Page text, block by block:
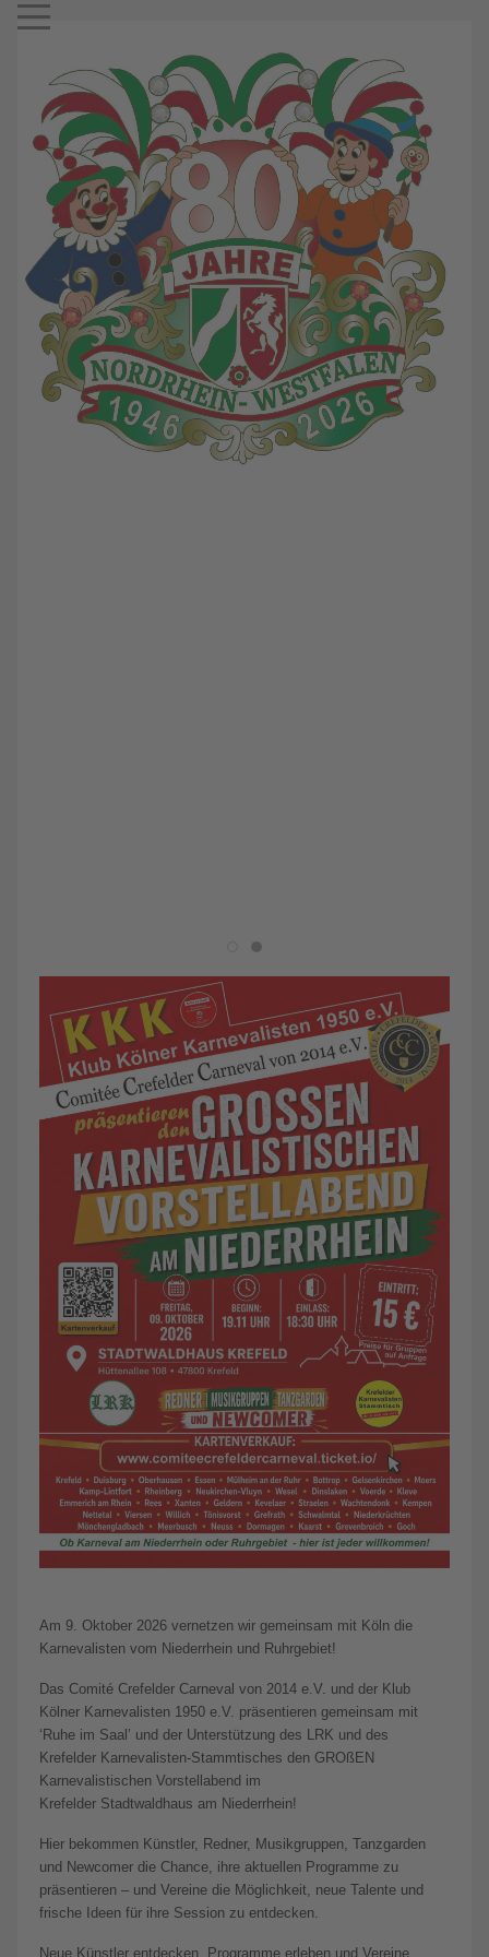
Mobile Menu Toggle
Am 9. Oktober 2026 vernetzen wir gemeinsam mit Köln die
Karnevalisten vom Niederrhein und Ruhrgebiet!
Das Comité Crefelder Carneval von 2014 e.V. und der Klub
Kölner Karnevalisten 1950 e.V. präsentieren gemeinsam mit
‘Ruhe im Saal’ und der Unterstützung des LRK und des
Krefelder Karnevalisten-Stammtisches den GROßEN
Karnevalistischen Vorstellabend im
Krefelder Stadtwaldhaus am Niederrhein!
Hier bekommen Künstler, Redner, Musikgruppen, Tanzgarden
und Newcomer die Chance, ihre aktuellen Programme zu
präsentieren – und Vereine die Möglichkeit, neue Talente und
frische Ideen für ihre Session zu entdecken.
Neue Künstler entdecken, Programme erleben und Vereine